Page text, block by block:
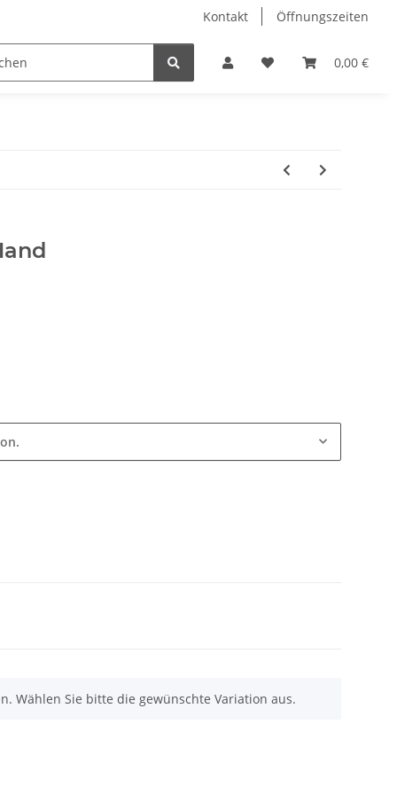
Kontakt Öffnungszeiten
0,00 €
Hobby Horse Dienstleistungen Geschenkartikel &
Wählen Sie bitte die gewünschte Variation aus.